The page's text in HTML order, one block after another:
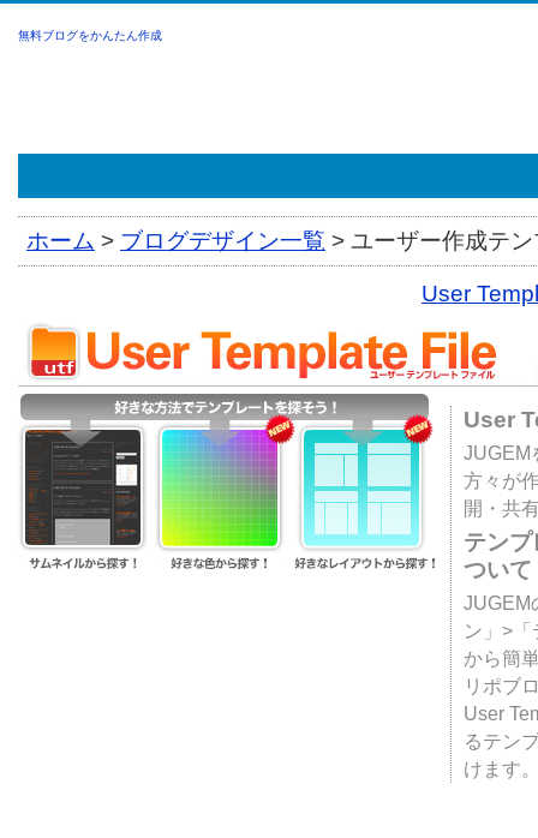
無料ブログをかんたん作成
ホーム > ブログデザイン一覧 > ユーザー作成テ
User
User
JUGEM
方々が
開・共
テン
ついて
JUGEM
ン」>
から簡
リポブ
User
るテン
けます